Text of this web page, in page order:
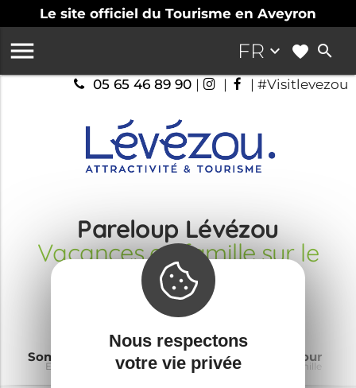
Le site officiel du Tourisme en Aveyron
FR keyboard_arrow_down search

05 65 46 89 90 | | | #Visitlevezou
Pareloup Lévézou
Vacances en famille sur le
Lévézou
Sommaire
En famille
Découvrir
En famille
Aventurier d'un jour
En famille
Nous respectons
votre vie privée